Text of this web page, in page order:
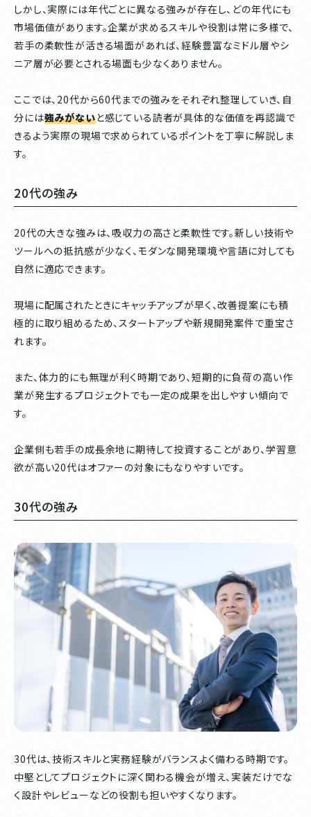
しかし、実際には年代ごとに異なる強みが存在し、どの年代にも
市場価値があります。企業が求めるスキルや役割は常に多様で、
若手の柔軟性が活きる場面があれば、経験豊富なミドル層やシ
ニア層が必要とされる場面も少なくありません。
ここでは、20代から60代までの強みをそれぞれ整理していき、自
分には強みがないと感じている読者が具体的な価値を再認識で
きるよう実際の現場で求められているポイントを丁寧に解説しま
す。
20代の強み
20代の大きな強みは、吸収力の高さと柔軟性です。新しい技術や
ツールへの抵抗感が少なく、モダンな開発環境や言語に対しても
自然に適応できます。
現場に配属されたときにキャッチアップが早く、改善提案にも積
極的に取り組めるため、スタートアップや新規開発案件で重宝さ
れます。
また、体力的にも無理が利く時期であり、短期的に負荷の高い作
業が発生するプロジェクトでも一定の成果を出しやすい傾向で
す。
企業側も若手の成長余地に期待して投資することがあり、学習意
欲が高い20代はオファーの対象にもなりやすいです。
30代の強み
30代は、技術スキルと実務経験がバランスよく備わる時期です。
中堅としてプロジェクトに深く関わる機会が増え、実装だけでな
く設計やレビューなどの役割も担いやすくなります。